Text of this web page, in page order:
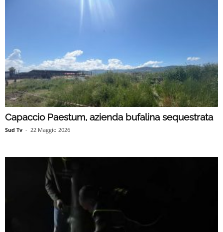
Capaccio Paestum, azienda bufalina sequestrata
Sud Tv - 22 Maggio 2026